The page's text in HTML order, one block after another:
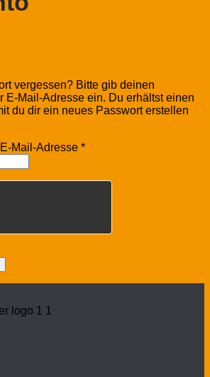
vergessen? Bitte gib deinen
E-Mail-Adresse ein. Du erhältst einen
du dir ein neues Passwort erstellen
Mail-Adresse *Erforderlich